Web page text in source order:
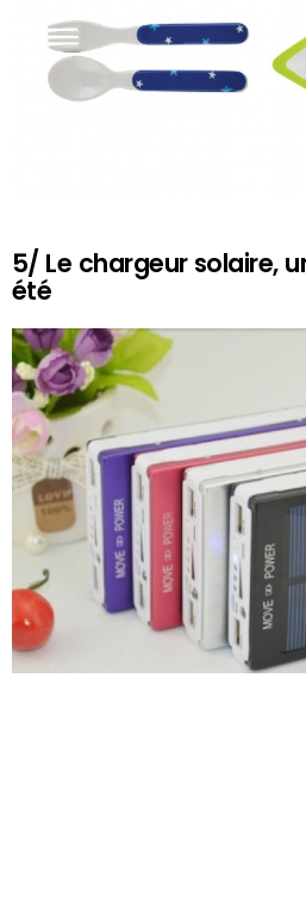
5/ Le chargeur solaire,
été